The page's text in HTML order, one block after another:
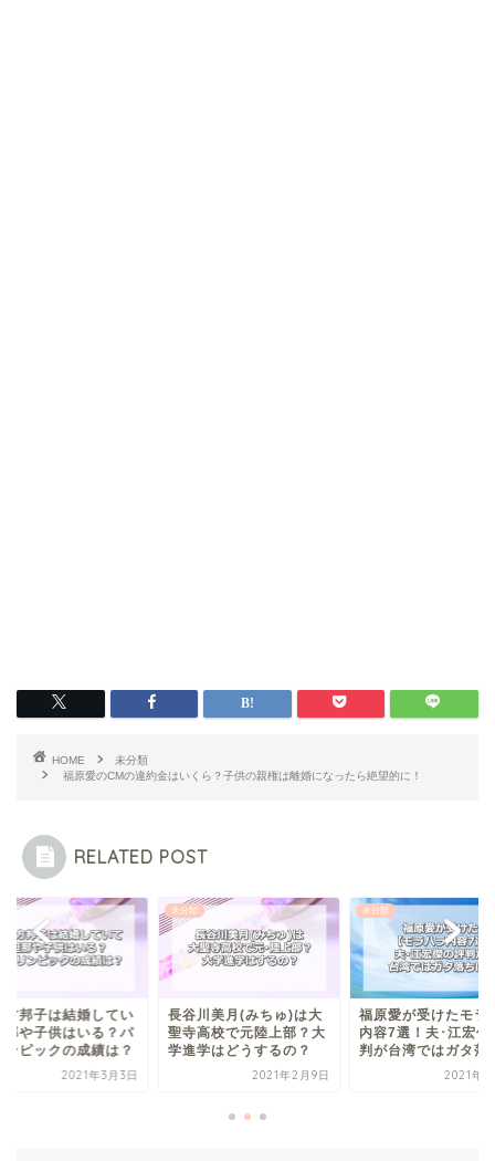
HOME
未分類
福原愛のCMの違約金はいくら？子供の親権は離婚になったら絶望的に！
RELATED POST
方邦子は結婚してい
那や子供はいる？パ
ンピックの成績は？
2021年3月3日
未分類
長谷川美月(みちゅ)は大
聖寺高校で元陸上部？大
学進学はどうするの？
2021年2月9日
未分類
福原愛が受けたモラ
内容7選！夫･江宏傑
判が台湾ではガタ落
2021年3